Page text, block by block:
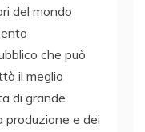
del mondo
che può
il meglio
di grande
produzione e dei